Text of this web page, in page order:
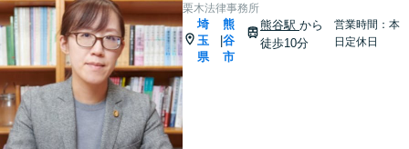
栗木法律事務所
埼
玉
県
熊
谷
市
熊谷駅 から
徒歩10分
営業時間：本
日定休日